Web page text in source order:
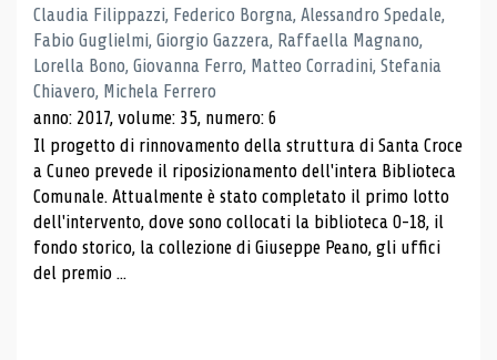
Claudia Filippazzi, Federico Borgna, Alessandro Spedale,
Fabio Guglielmi, Giorgio Gazzera, Raffaella Magnano,
Lorella Bono, Giovanna Ferro, Matteo Corradini, Stefania
Chiavero, Michela Ferrero
anno: 2017, volume: 35, numero: 6
Il progetto di rinnovamento della struttura di Santa Croce
a Cuneo prevede il riposizionamento dell'intera Biblioteca
Comunale. Attualmente è stato completato il primo lotto
dell'intervento, dove sono collocati la biblioteca 0-18, il
fondo storico, la collezione di Giuseppe Peano, gli uffici
del premio ...